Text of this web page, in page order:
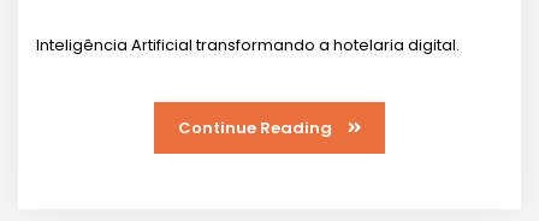
Inteligência Artificial transformando a hotelaria digital.
Continue Reading